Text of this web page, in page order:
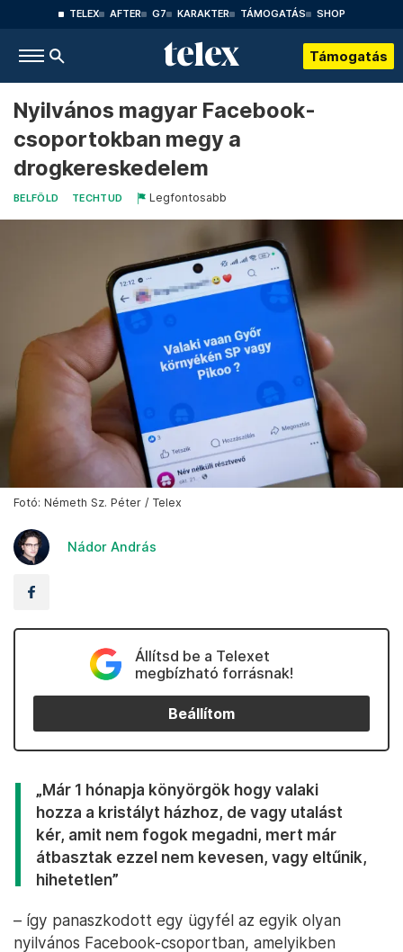
TELEX AFTER G7 KARAKTER TÁMOGATÁS SHOP
Támogatás
Nyilvános magyar Facebook-
csoportokban megy a
drogkereskedelem
BELFÖLD TECHTUD Legfontosabb
Fotó: Németh Sz. Péter / Telex
Nádor András
Állítsd be a Telexet
megbízható forrásnak!
Beállítom
„Már 1 hónapja könyörgök hogy valaki
hozza a kristályt házhoz, de vagy utalást
kér, amit nem fogok megadni, mert már
átbasztak ezzel nem kevesen, vagy eltűnik,
hihetetlen”
– így panaszkodott egy ügyfél az egyik olyan
nyilvános Facebook-csoportban, amelyikben